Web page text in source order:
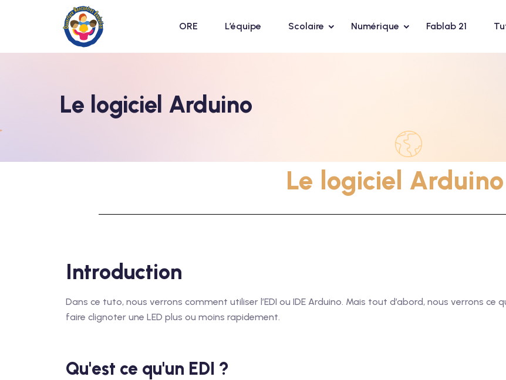
ORE L’équipe Scolaire Numérique Fablab 21
Le logiciel Arduino
Le logiciel Arduino
Introduction
Dans ce tuto, nous verrons comment utiliser l’EDI ou IDE Arduino. Mais tout d’abord, nous verrons ce
faire clignoter une LED plus ou moins rapidement.
Qu'est ce qu'un EDI ?